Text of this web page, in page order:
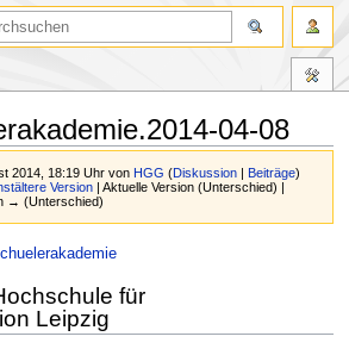
04-08
2014, 18:19 Uhr vonHGG (Diskussion |Beiträge)
Version | Aktuelle Version (Unterschied) |
→ (Unterschied)
für
Leipzig